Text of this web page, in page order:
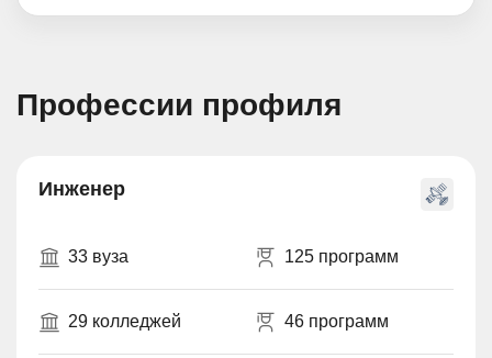
Профессии профиля
Инженер
33 вуза 125 программ
29 колледжей 46 программ